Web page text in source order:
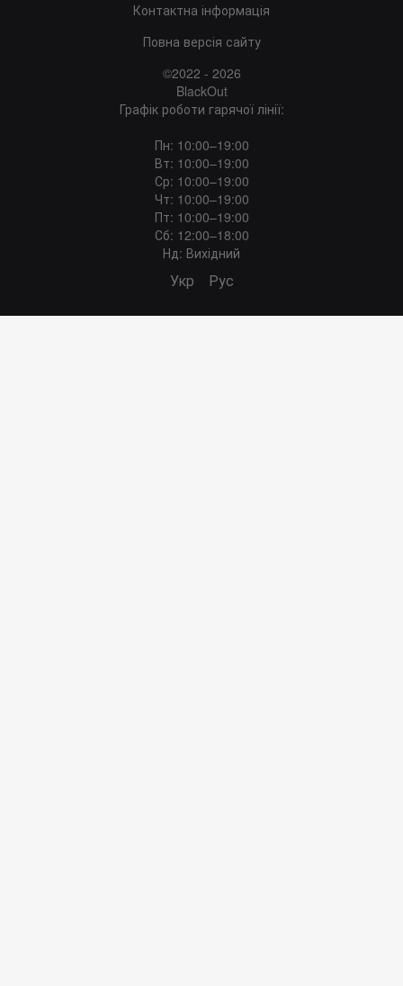
Контактна інформація
Повна версія сайту
©2022 - 2026
BlackOut
Графік роботи гарячої лінії:
Пн: 10:00–19:00
Вт: 10:00–19:00
Ср: 10:00–19:00
Чт: 10:00–19:00
Пт: 10:00–19:00
Сб: 12:00–18:00
Нд: Вихідний
Укр Рус